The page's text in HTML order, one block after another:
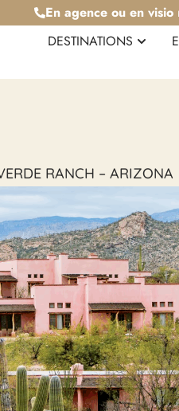
En agence ou en visio
DESTINATIONS
RANCH – ARIZONA